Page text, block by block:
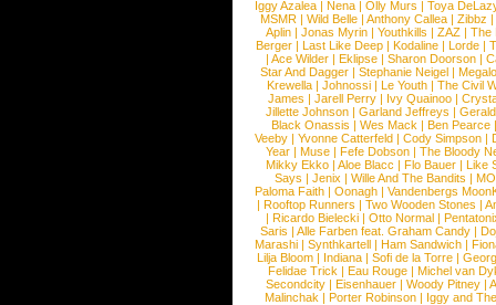
Iggy Azalea | Nena | Olly Murs | Toya
MSMR |Wild Belle |Anthony Callea |Zibbz
Aplin | Jonas Myrin | Youthkills | ZAZ | The
Berger |Last Like Deep |Kodaline |Lorde |
|Ace Wilder |Eklipse |Sharon Doorson |
Star And Dagger | Stephanie Neigel |
Krewella | Johnossi | Le Youth | The Civil
James | Jarell Perry | Ivy Quainoo |
Jillette Johnson | Garland Jeffreys |
Black Onassis | Wes Mack | Ben Pearce
Veeby | Yvonne Catterfeld | Cody Simpson |
Year |Muse |Fefe Dobson |The Bloody
Mikky Ekko | Aloe Blacc | Flo Bauer | Like
Says | Jenix | Wille And The Bandits | MO
Paloma Faith |Oonagh |Vandenbergs
|Rooftop Runners |Two Wooden Stones |
| Ricardo Bielecki | Otto Normal |
Saris | Alle Farben feat. Graham Candy |
Marashi | Synthkartell | Ham Sandwich |
Lilja Bloom | Indiana | Sofi de la Torre |
Felidae Trick | Eau Rouge | Michel van
Secondcity |Eisenhauer |Woody Pitney |
Malinchak |Porter Robinson | Iggy and